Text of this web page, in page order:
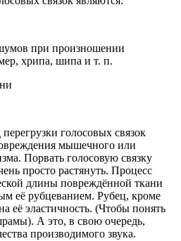
при произношении
хрипа, шипа и т. п.
голосовых связок
мышечного или
Порвать голосовую связку
просто растянуть. Процесс
длины повреждённой ткани
её рубцеванием. Рубец, кроме
её эластичность. (Чтобы понять
А это, в свою очередь,
производимого звука.